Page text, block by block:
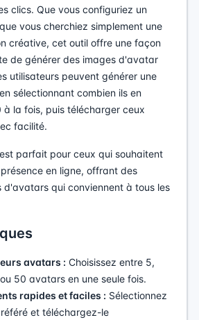
clics. Que vous configuriez un
vous cherchiez simplement une
créative, cet outil offre une façon
de générer des images d'avatar
utilisateurs peuvent générer une
sélectionnant combien ils en
la fois, puis télécharger ceux
facilité.
parfait pour ceux qui souhaitent
en ligne, offrant des
d'avatars qui conviennent à tous les
avatars : Choisissez entre 5,
50 avatars en une seule fois.
rapides et faciles : Sélectionnez
et téléchargez-le